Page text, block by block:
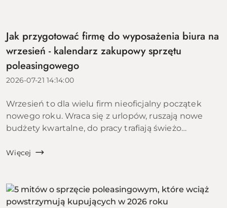
Jak przygotować firmę do wyposażenia biura na
wrzesień - kalendarz zakupowy sprzętu
poleasingowego
2026-07-21 14:14:00
Wrzesień to dla wielu firm nieoficjalny początek
nowego roku. Wraca się z urlopów, ruszają nowe
budżety kwartalne, do pracy trafiają świeżo
kolejnym rocznikiem. To właśnie ten moment bywa
Więcej